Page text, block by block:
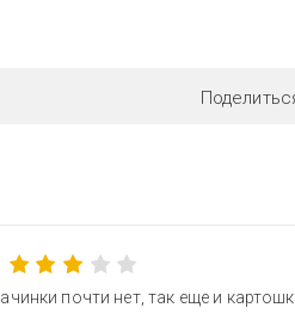
почти нет, так еще и